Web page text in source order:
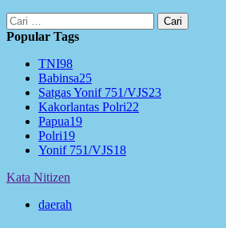
Cari
untuk:
Popular Tags
TNI98
Babinsa25
Satgas Yonif 751/VJS23
Kakorlantas Polri22
Papua19
Polri19
Yonif 751/VJS18
Kata Nitizen
daerah